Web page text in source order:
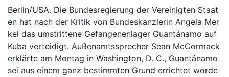
Berlin/USA. Die Bundesregierung der Vereinigten Staat
en hat nach der Kritik von Bundeskanzlerin Angela Mer
kel das umstrittene Gefangenenlager Guantánamo auf
Kuba verteidigt. Außenamtssprecher Sean McCormack
erklärte am Montag in Washington, D. C., Guantánamo
sei aus einem ganz bestimmten Grund errichtet worde